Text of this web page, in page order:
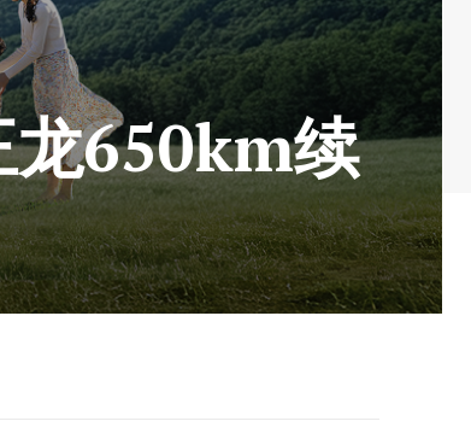
龙650km续